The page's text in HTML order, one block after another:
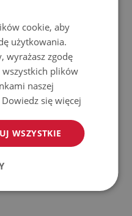
czasu (np. przetarcia) nie
silnych środków
dywanu.
na
cookie, aby
użytkowania.
wyrażasz zgodę
wszystkich plików
naszej
Dowiedz się więcej
WSZYSTKIE